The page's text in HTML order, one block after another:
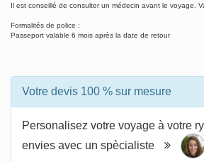
Il est conseillé de consulter un médecin avant le voyage.
Formalités de police :
Passeport valable 6 mois après la date de retour
Votre devis 100 % sur mesure
Personalisez votre voyage à votre
envies avec un spècialiste